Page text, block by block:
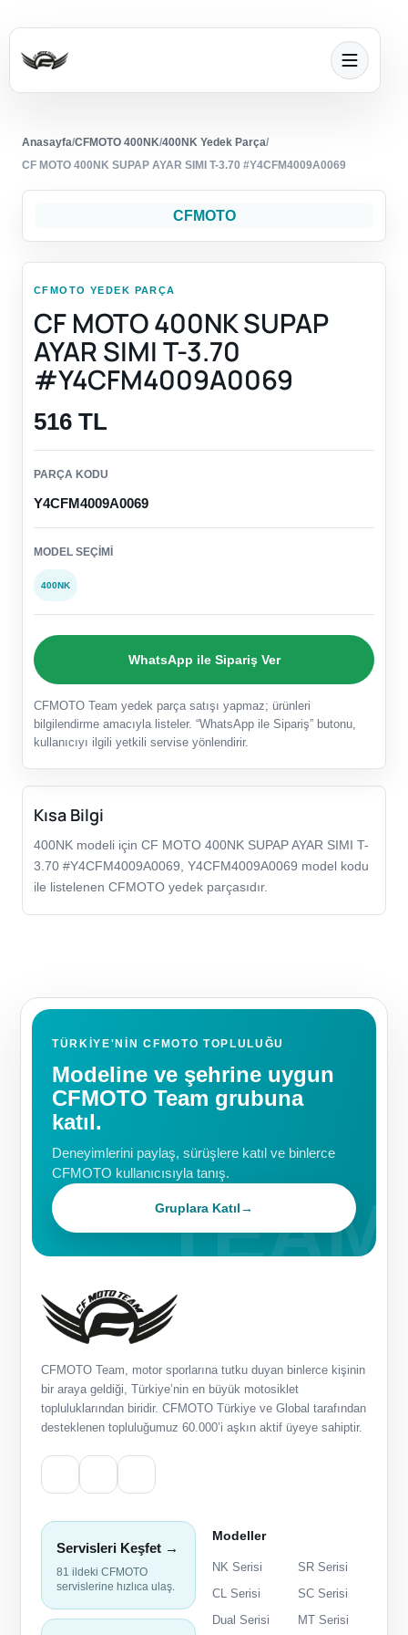
Anasayfa/CFMOTO 400NK/400NK Yedek Parça/
CF MOTO 400NK SUPAP AYAR SIMI T-3.70 #Y4CFM4009A0069
CFMOTO
CFMOTO YEDEK PARÇA
CF MOTO 400NK SUPAP
AYAR SIMI T-3.70
#Y4CFM4009A0069
516 TL
PARÇA KODU
Y4CFM4009A0069
MODEL SEÇIMI
400NK
WhatsApp ile Sipariş Ver
CFMOTO Team yedek parça satışı yapmaz; ürünleri
bilgilendirme amacıyla listeler. “WhatsApp ile Sipariş” butonu,
kullanıcıyı ilgili yetkili servise yönlendirir.
Kısa Bilgi
400NK modeli için CF MOTO 400NK SUPAP AYAR SIMI T-
3.70 #Y4CFM4009A0069, Y4CFM4009A0069 model kodu
ile listelenen CFMOTO yedek parçasıdır.
TÜRKIYE'NIN CFMOTO TOPLULUĞU
Modeline ve şehrine uygun
CFMOTO Team grubuna
katıl.
Deneyimlerini paylaş, sürüşlere katıl ve binlerce
CFMOTO kullanıcısıyla tanış.
Gruplara Katıl→
CFMOTO Team, motor sporlarına tutku duyan binlerce kişinin
bir araya geldiği, Türkiye’nin en büyük motosiklet
topluluklarından biridir. CFMOTO Türkiye ve Global tarafından
desteklenen topluluğumuz 60.000’i aşkın aktif üyeye sahiptir.
Servisleri Keşfet →
81 ildeki CFMOTO
servislerine hızlıca ulaş.
Modeller
NK Serisi
SR Serisi
CL Serisi
SC Serisi
Dual Serisi
MT Serisi